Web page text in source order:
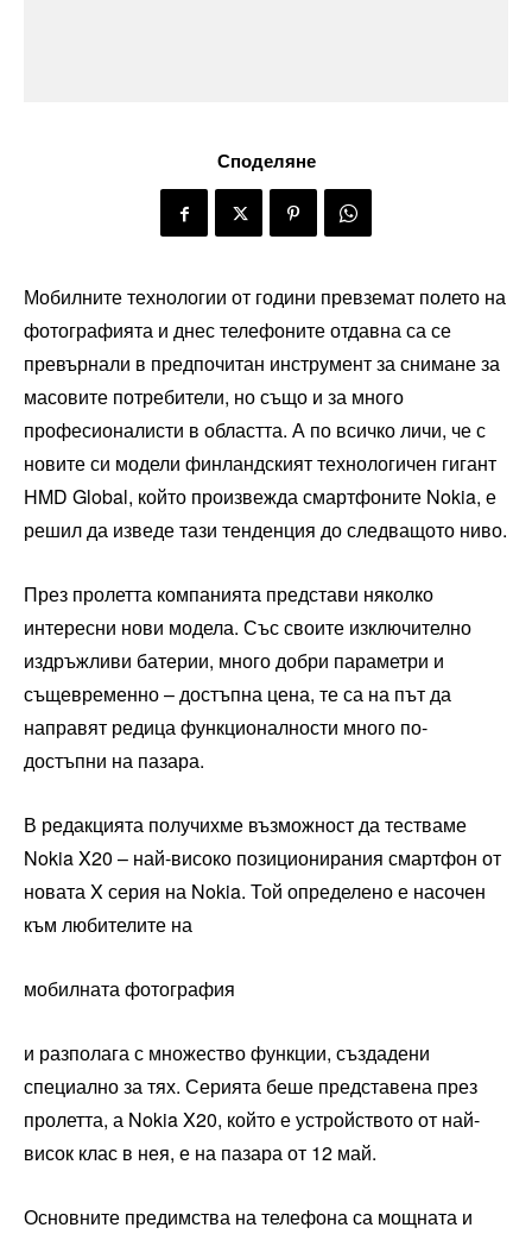
Споделяне
Мобилните технологии от години превземат полето на
фотографията и днес телефоните отдавна са се
превърнали в предпочитан инструмент за снимане за
масовите потребители, но също и за много
професионалисти в областта. А по всичко личи, че с
новите си модели финландският технологичен гигант
HMD Global, който произвежда смартфоните Nokia, е
решил да изведе тази тенденция до следващото ниво.
През пролетта компанията представи няколко
интересни нови модела. Със своите изключително
издръжливи батерии, много добри параметри и
същевременно – достъпна цена, те са на път да
направят редица функционалности много по-
достъпни на пазара.
В редакцията получихме възможност да тестваме
Nokia X20 – най-високо позиционирания смартфон от
новата X серия на Nokia. Той определено е насочен
към любителите на
мобилната фотография
и разполага с множество функции, създадени
специално за тях. Серията беше представена през
пролетта, а Nokia X20, който е устройството от най-
висок клас в нея, е на пазара от 12 май.
Основните предимства на телефона са мощната и